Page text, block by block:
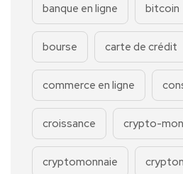
banque en ligne bitcoin
bourse carte de crédit
commerce en ligne
croissance crypto-
cryptomonnaie